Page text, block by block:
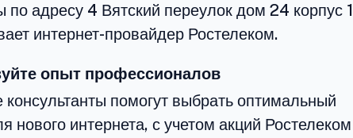
по адресу 4 Вятский переулок дом 24 корпус 1
интернет-провайдер Ростелеком.
опыт профессионалов
помогут выбрать оптимальный
нового интернета, с учетом акций Ростелеком